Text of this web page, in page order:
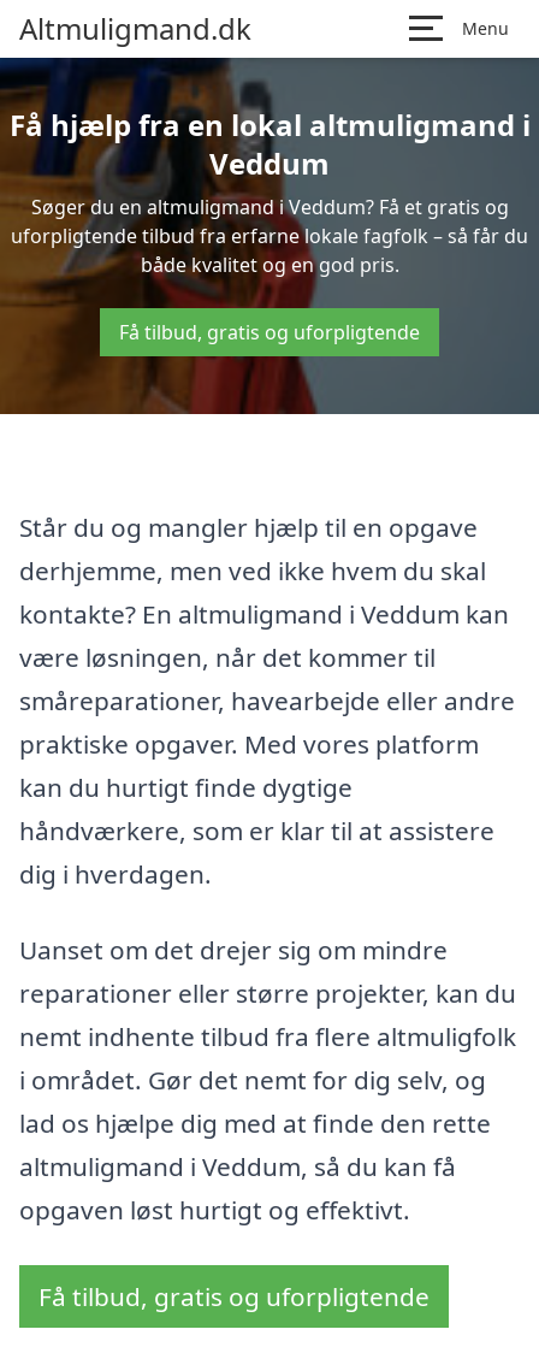
Altmuligmand.dk Menu
Få hjælp fra en lokal altmuligmand i
Veddum
Søger du en altmuligmand i Veddum? Få et gratis og
uforpligtende tilbud fra erfarne lokale fagfolk – så får du
både kvalitet og en god pris.
Få tilbud, gratis og uforpligtende
Står du og mangler hjælp til en opgave
derhjemme, men ved ikke hvem du skal
kontakte? En altmuligmand i Veddum kan
være løsningen, når det kommer til
småreparationer, havearbejde eller andre
praktiske opgaver. Med vores platform
kan du hurtigt finde dygtige
håndværkere, som er klar til at assistere
dig i hverdagen.
Uanset om det drejer sig om mindre
reparationer eller større projekter, kan du
nemt indhente tilbud fra flere altmuligfolk
i området. Gør det nemt for dig selv, og
lad os hjælpe dig med at finde den rette
altmuligmand i Veddum, så du kan få
opgaven løst hurtigt og effektivt.
Få tilbud, gratis og uforpligtende